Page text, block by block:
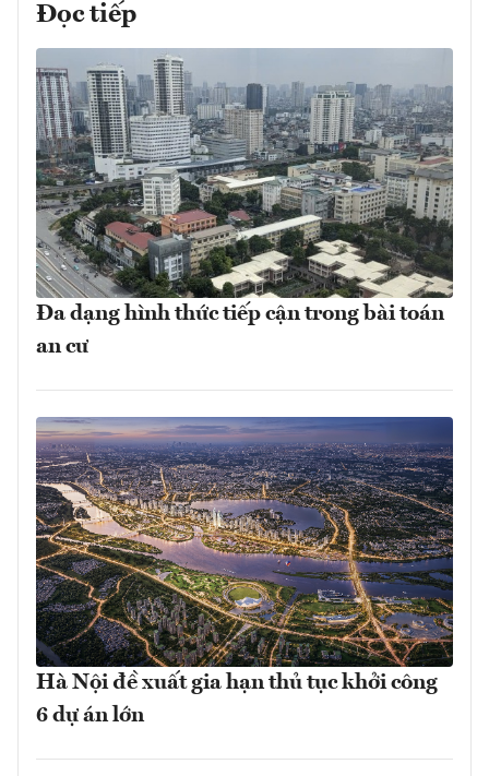
Đọc tiếp
Đa dạng hình thức tiếp cận trong bài toán
an cư
Hà Nội đề xuất gia hạn thủ tục khởi công
6 dự án lớn